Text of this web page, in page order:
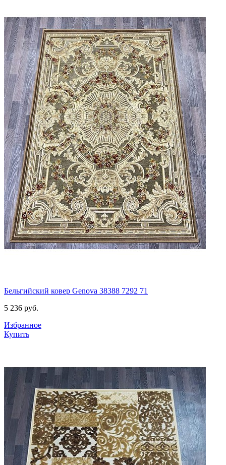
Бельгийский ковер Genova 38388 7292 71
5 236 руб.
Избранное
Купить